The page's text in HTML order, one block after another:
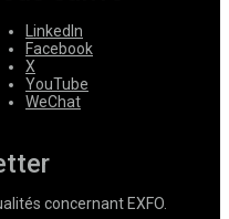
LinkedIn
Facebook
X
YouTube
WeChat
concernant EXFO.